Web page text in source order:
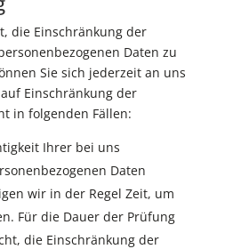
die Einschränkung der
Daten zu
Sie sich jederzeit an uns
Einschränkung der
in folgenden Fällen:
Ihrer bei uns
Daten
wir in der Regel Zeit, um
Für die Dauer der Prüfung
die Einschränkung der